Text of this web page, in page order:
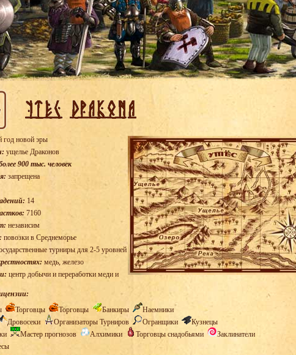
год новой эры
ущелье Драконов
900 тыс. человек
запрещена
14
7160
независим
повозки в Среднеморье
турниры для 2-5 уровней
медь, железо
центр добычи и переработки меди и
Торговцы Торговцы Банкиры
Наемники
Дровосеки Организаторы Турниров Огранщики
Кузнецы
Мастер прогнозов Алхимики Торговцы снадобьями
Заклинатели